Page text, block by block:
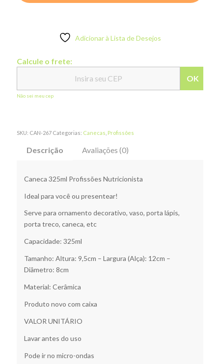
Adicionar à Lista de Desejos
Calcule o frete:
OK
Não sei meu cep
SKU: CAN-267 Categorias: Canecas Profissões
Descrição Avaliações (0)
Caneca 325ml Profissões Nutricionista
Ideal para você ou presentear!
Serve para ornamento decorativo, vaso, porta lápis,
porta treco, caneca, etc
Capacidade: 325ml
Tamanho: Altura: 9,5cm – Largura (Alça): 12cm –
Diâmetro: 8cm
Material: Cerâmica
Produto novo com caixa
VALOR UNITÁRIO
Lavar antes do uso
Pode ir no micro-ondas